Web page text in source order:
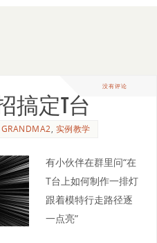
没有评论
搞定T台
GRANDMA2, 实例教学
有小伙伴在群里问“在
T台上如何制作一排灯
跟着模特行走路径逐
一点亮​”